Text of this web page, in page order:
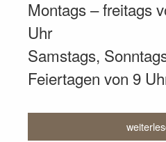
Montags – freitags
Uhr
Samstags,
Feiertagen von 9